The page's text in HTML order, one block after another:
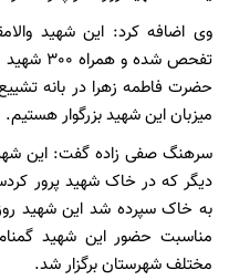
تفحص
حضرت فاطمه زهرا در بانه
میزبان این شهید بزرگوار هستیم.
دیگر که در خاک شهید پرور
به خاک سپرده شد این شهید
مناسبت حضور این شهید
مختلف شهرستان برگزار شد.